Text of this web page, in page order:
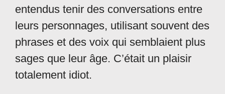
entendus tenir des conversations entre
leurs personnages, utilisant souvent des
phrases et des voix qui semblaient plus
sages que leur âge. C’était un plaisir
totalement idiot.